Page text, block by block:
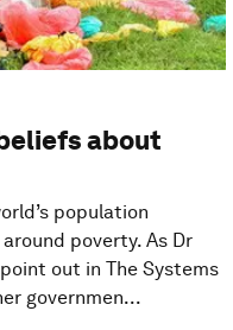
about
population
poverty. As Dr
out in The Systems
governmen...